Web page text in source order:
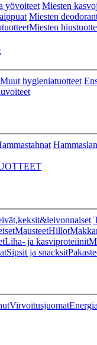
yövoiteet Miesten
Miesten
Miesten
Muut hygieniatuotteet
MausteetHillot
Liha- ja kasviproteiinit
Sipsit ja snacksit
Virvoitusjuomat